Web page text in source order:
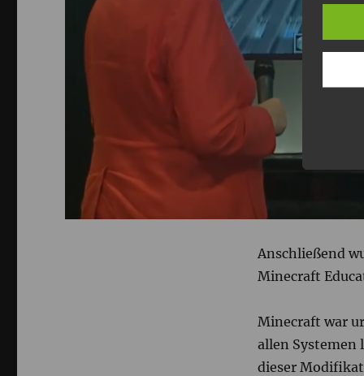
Anschließend
Minecraft
Minecraft war
allen Systemen
dieser